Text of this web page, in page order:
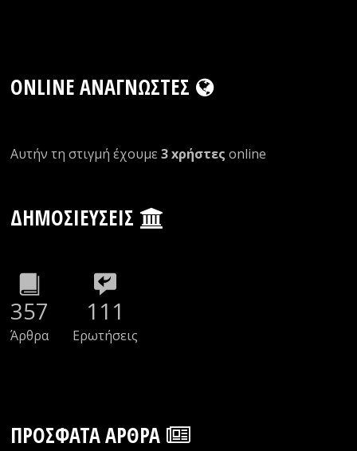
ONLINE ΑΝΑΓΝΏΣΤΕΣ
Αυτήν τη στιγμή έχουμε3 xρήστες οnline
ΔΗΜΟΣΙΕΎΣΕΙΣ
357
Άρθρα
111
Ερωτήσεις
ΠΡΌΣΦΑΤΑ ΆΡΘΡΑ